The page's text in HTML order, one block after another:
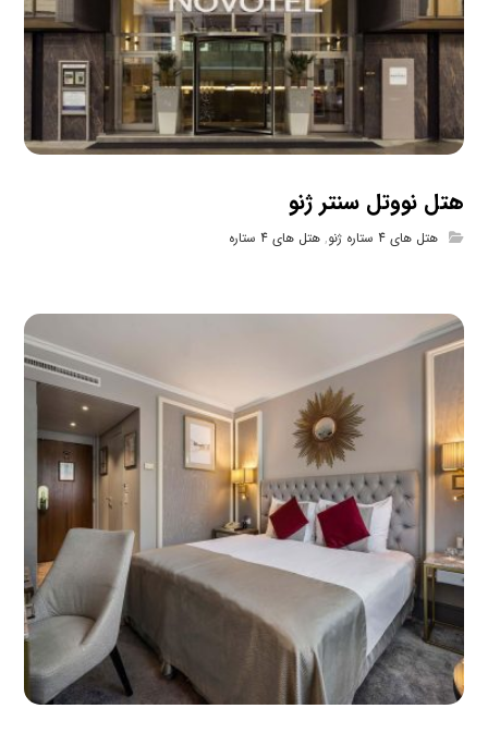
هتل نووتل سنتر ژنو
هتل های 4 ستاره ژنو ,هتل های 4 ستاره